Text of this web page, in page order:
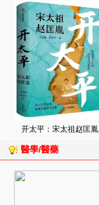
开太平：宋太祖赵匡胤
醫學/醫藥